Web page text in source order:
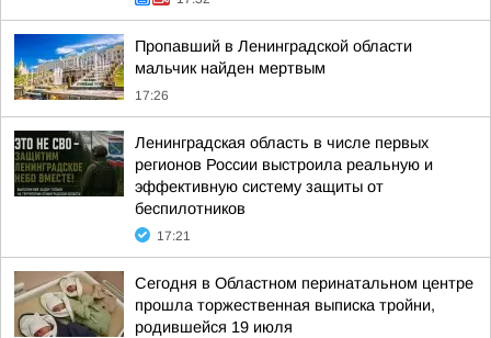
Пропавший в Ленинградской области
мальчик найден мертвым
17:26
Ленинградская область в числе первых
регионов России выстроила реальную и
эффективную систему защиты от
беспилотников
17:21
Сегодня в Областном перинатальном центре
прошла торжественная выписка тройни,
родившейся 19 июля